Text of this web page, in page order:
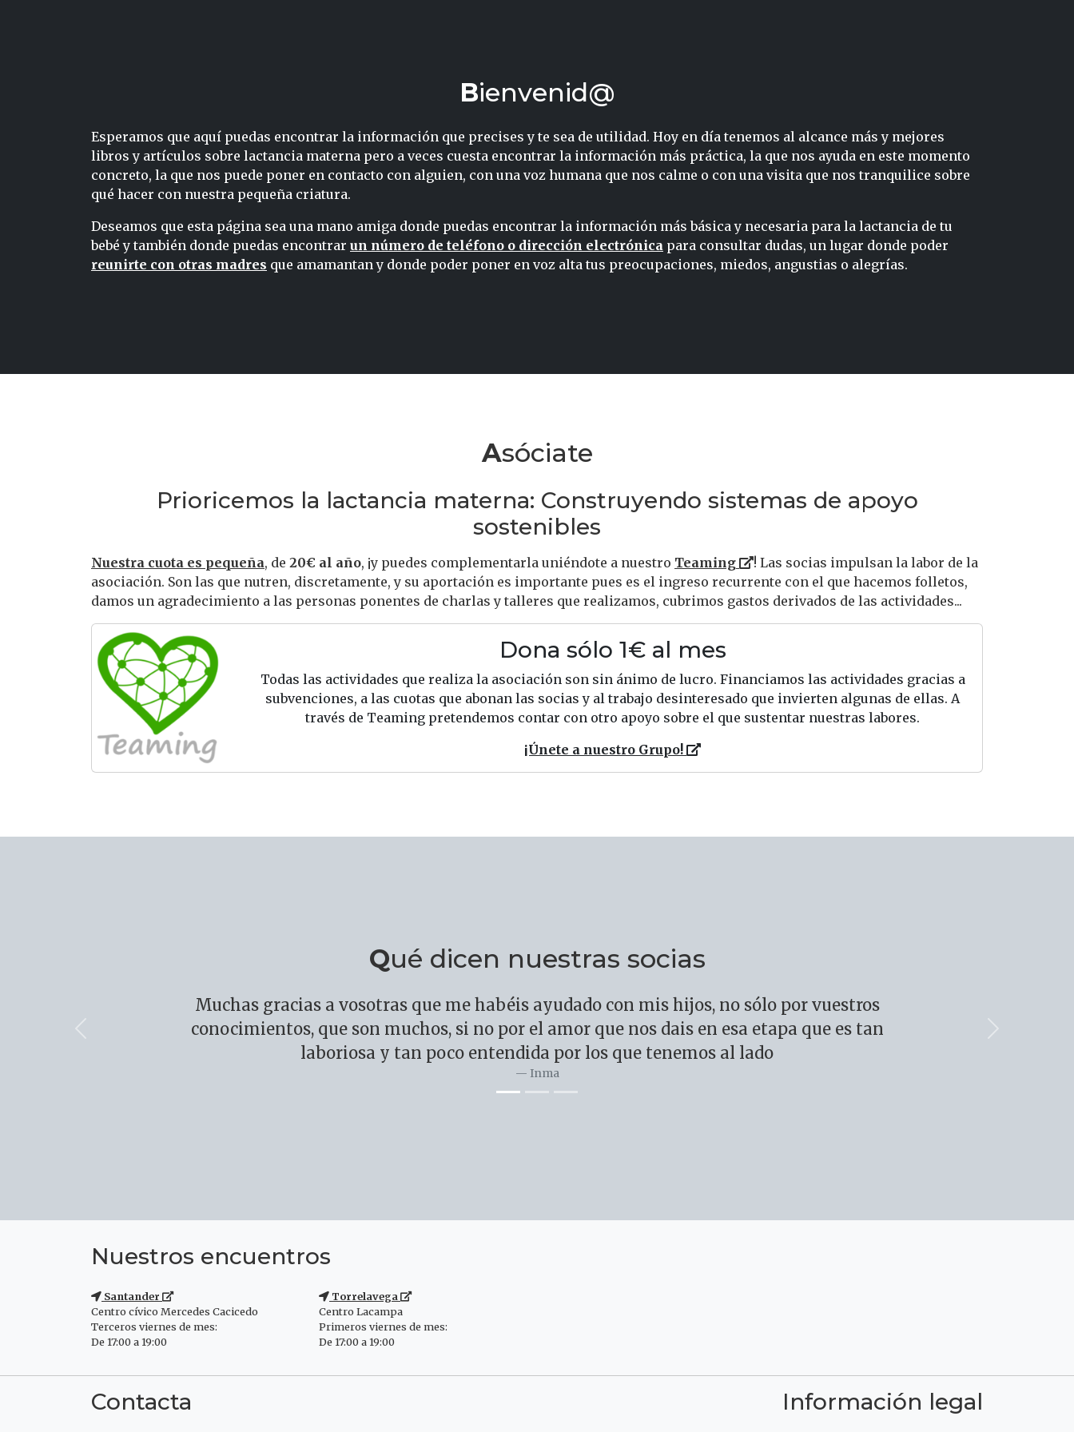
Bienvenid@
Esperamos que aquí puedas encontrar la información que precises y te sea de utilidad. Hoy en día tenemos al alcance más y mejores
libros y artículos sobre lactancia materna pero a veces cuesta encontrar la información más práctica, la que nos ayuda en este momento
concreto, la que nos puede poner en contacto con alguien, con una voz humana que nos calme o con una visita que nos tranquilice sobre
qué hacer con nuestra pequeña criatura.
Deseamos que esta página sea una mano amiga donde puedas encontrar la información más básica y necesaria para la lactancia de tu
bebé y también donde puedas encontrar un número de teléfono o dirección electrónica para consultar dudas, un lugar donde poder
reunirte con otras madres que amamantan y donde poder poner en voz alta tus preocupaciones, miedos, angustias o alegrías.
Asóciate
Prioricemos la lactancia materna: Construyendo sistemas de apoyo
sostenibles
Nuestra cuota es pequeña, de 20€ al año, ¡y puedes complementarla uniéndote a nuestro Teaming
! Las socias impulsan la labor de la
asociación. Son las que nutren, discretamente, y su aportación es importante pues es el ingreso recurrente con el que hacemos folletos,
damos un agradecimiento a las personas ponentes de charlas y talleres que realizamos, cubrimos gastos derivados de las actividades...
Dona sólo 1€ al mes
Todas las actividades que realiza la asociación son sin ánimo de lucro. Financiamos las actividades gracias a
subvenciones, a las cuotas que abonan las socias y al trabajo desinteresado que invierten algunas de ellas. A
través de Teaming pretendemos contar con otro apoyo sobre el que sustentar nuestras labores.
¡Únete a nuestro Grupo!
Qué dicen nuestras socias
Muchas gracias a vosotras que me habéis ayudado con mis hijos, no sólo por vuestros
conocimientos, que son muchos, si no por el amor que nos dais en esa etapa que es tan
laboriosa y tan poco entendida por los que tenemos al lado
Inma
Anterior Siguiente
Nuestros encuentros
Santander
Centro cívico Mercedes Cacicedo
Terceros viernes de mes:
De 17:00 a 19:00
Torrelavega
Centro Lacampa
Primeros viernes de mes:
De 17:00 a 19:00
Contacta Información legal